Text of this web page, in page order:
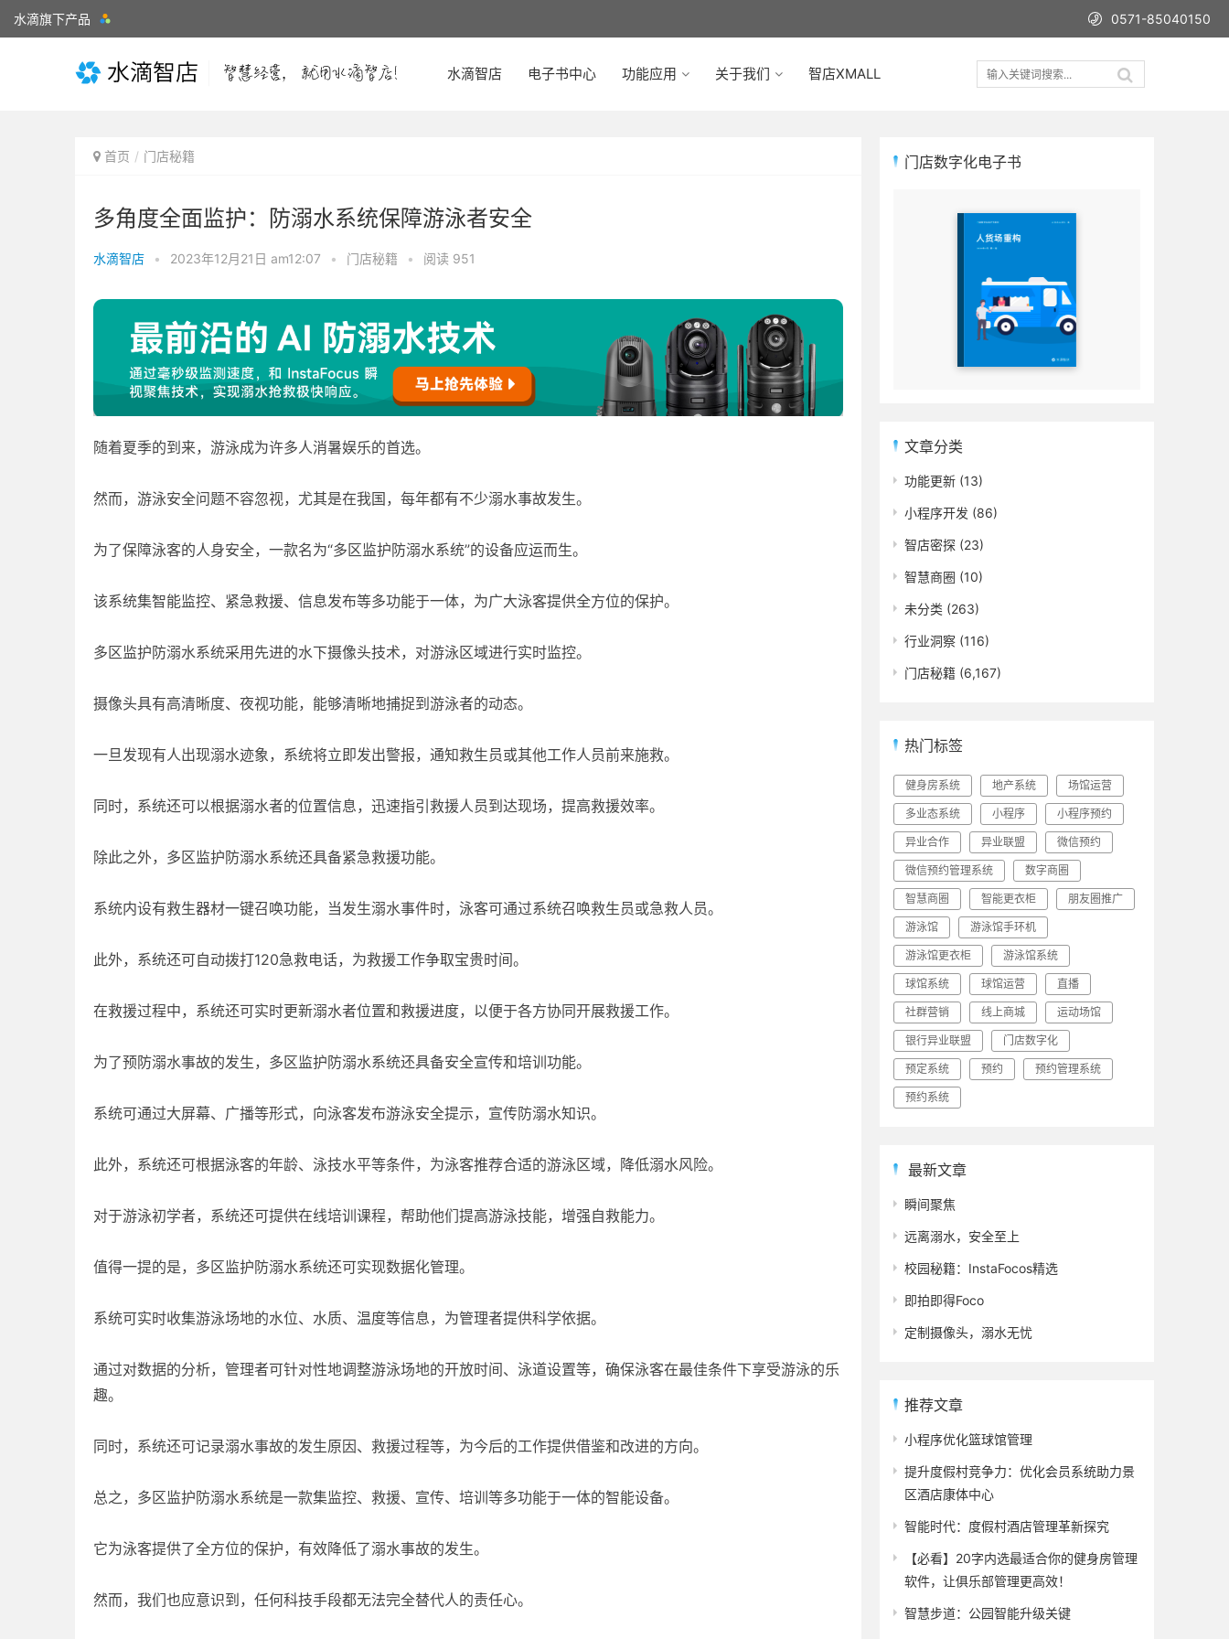
水滴旗下产品 0571-85040150
水滴智店 电子书中心 功能应用 关于我们 智店XMALL
首页 门店秘籍
多角度全面监护：防溺水系统保障游泳者安全
水滴智店 • 2023年12月21日 am12:07 • 门店秘籍 • 阅读 951
随着夏季的到来，游泳成为许多人消暑娱乐的首选。
然而，游泳安全问题不容忽视，尤其是在我国，每年都有不少溺水事故发生。
为了保障泳客的人身安全，一款名为“多区监护防溺水系统”的设备应运而生。
该系统集智能监控、紧急救援、信息发布等多功能于一体，为广大泳客提供全方位的保护。
多区监护防溺水系统采用先进的水下摄像头技术，对游泳区域进行实时监控。
摄像头具有高清晰度、夜视功能，能够清晰地捕捉到游泳者的动态。
一旦发现有人出现溺水迹象，系统将立即发出警报，通知救生员或其他工作人员前来施救。
同时，系统还可以根据溺水者的位置信息，迅速指引救援人员到达现场，提高救援效率。
除此之外，多区监护防溺水系统还具备紧急救援功能。
系统内设有救生器材一键召唤功能，当发生溺水事件时，泳客可通过系统召唤救生员或急救人员。
此外，系统还可自动拨打120急救电话，为救援工作争取宝贵时间。
在救援过程中，系统还可实时更新溺水者位置和救援进度，以便于各方协同开展救援工作。
为了预防溺水事故的发生，多区监护防溺水系统还具备安全宣传和培训功能。
系统可通过大屏幕、广播等形式，向泳客发布游泳安全提示，宣传防溺水知识。
此外，系统还可根据泳客的年龄、泳技水平等条件，为泳客推荐合适的游泳区域，降低溺水风险。
对于游泳初学者，系统还可提供在线培训课程，帮助他们提高游泳技能，增强自救能力。
值得一提的是，多区监护防溺水系统还可实现数据化管理。
系统可实时收集游泳场地的水位、水质、温度等信息，为管理者提供科学依据。
通过对数据的分析，管理者可针对性地调整游泳场地的开放时间、泳道设置等，确保泳客在最佳条件下享受游泳的乐
趣。
同时，系统还可记录溺水事故的发生原因、救援过程等，为今后的工作提供借鉴和改进的方向。
总之，多区监护防溺水系统是一款集监控、救援、宣传、培训等多功能于一体的智能设备。
它为泳客提供了全方位的保护，有效降低了溺水事故的发生。
然而，我们也应意识到，任何科技手段都无法完全替代人的责任心。
门店数字化电子书
文章分类
功能更新 (13)
小程序开发 (86)
智店密探 (23)
智慧商圈 (10)
未分类 (263)
行业洞察 (116)
门店秘籍 (6,167)
热门标签
健身房系统 地产系统 场馆运营
多业态系统 小程序 小程序预约
异业合作 异业联盟 微信预约
微信预约管理系统 数字商圈
智慧商圈 智能更衣柜 朋友圈推广
游泳馆 游泳馆手环机
游泳馆更衣柜 游泳馆系统
球馆系统 球馆运营 直播
社群营销 线上商城 运动场馆
银行异业联盟 门店数字化
预定系统 预约 预约管理系统
预约系统
最新文章
瞬间聚焦
远离溺水，安全至上
校园秘籍：InstaFocos精选
即拍即得Foco
定制摄像头，溺水无忧
推荐文章
小程序优化篮球馆管理
提升度假村竞争力：优化会员系统助力景
区酒店康体中心
智能时代：度假村酒店管理革新探究
【必看】20字内选最适合你的健身房管理
软件，让俱乐部管理更高效！
智慧步道：公园智能升级关键